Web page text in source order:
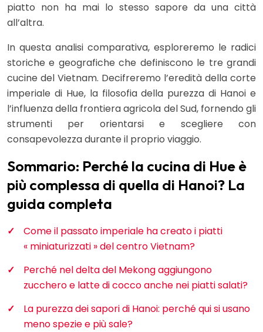
piatto non ha mai lo stesso sapore da una città
all’altra.
In questa analisi comparativa, esploreremo le radici
storiche e geografiche che definiscono le tre grandi
cucine del Vietnam. Decifreremo l’eredità della corte
imperiale di Hue, la filosofia della purezza di Hanoi e
l’influenza della frontiera agricola del Sud, fornendo gli
strumenti per orientarsi e scegliere con
consapevolezza durante il proprio viaggio.
Sommario: Perché la cucina di Hue è
più complessa di quella di Hanoi? La
guida completa
Come il passato imperiale ha creato i piatti
« miniaturizzati » del centro Vietnam?
Perché nel delta del Mekong aggiungono
zucchero e latte di cocco anche nei piatti salati?
La purezza dei sapori di Hanoi: perché qui si usano
meno spezie e più sale?